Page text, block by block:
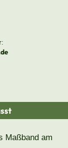
Maßband am